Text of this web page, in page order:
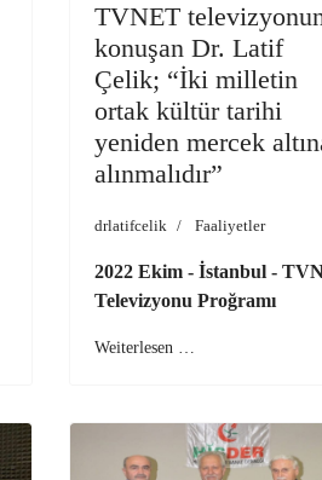
TVNET
konuşan Dr. Latif
Çelik; “İki milletin
ortak kültür tarihi
yeniden mercek
alınmalıdır”
drlatifcelik Faaliyetler
2022 Ekim - İstanbul -
Televizyonu Proğramı
Weiterlesen …